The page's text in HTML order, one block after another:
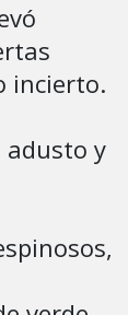
incierto.
adusto y